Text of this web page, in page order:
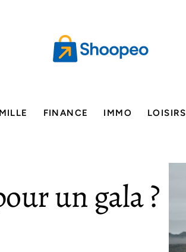
FINANCE IMMO LOISIRS
un gala ?